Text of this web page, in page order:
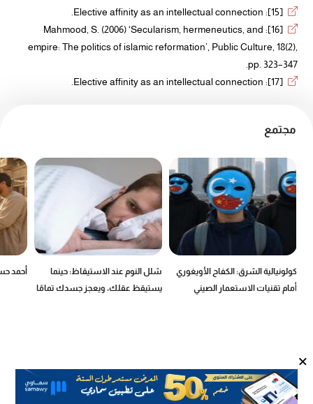
×
[15]: Elective affinity as an intellectual connection.
[16]: Mahmood, S. (2006) ‘Secularism, hermeneutics, and
empire: The politics of islamic reformation’, Public Culture, 18(2),
pp. 323–347.
[17]: Elective affinity as an intellectual connection.
مجتمع
كولونيالية الشرق: الكفاح الأويغوري
أمام تقنيات الاستعمار الصيني
شلل النوم عند الاستيقاظ: حينما
يستيقظ عقلك، ويعجز جسدك تمامًا
أحمد